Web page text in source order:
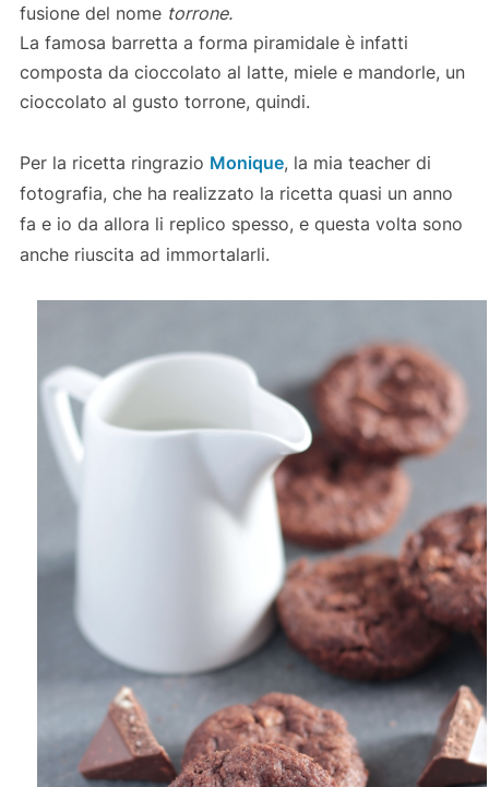
fusione del nome torrone.
La famosa barretta a forma piramidale è infatti
composta da cioccolato al latte, miele e mandorle, un
cioccolato al gusto torrone, quindi.
Per la ricetta ringrazio Monique, la mia teacher di
fotografia, che ha realizzato la ricetta quasi un anno
fa e io da allora li replico spesso, e questa volta sono
anche riuscita ad immortalarli.